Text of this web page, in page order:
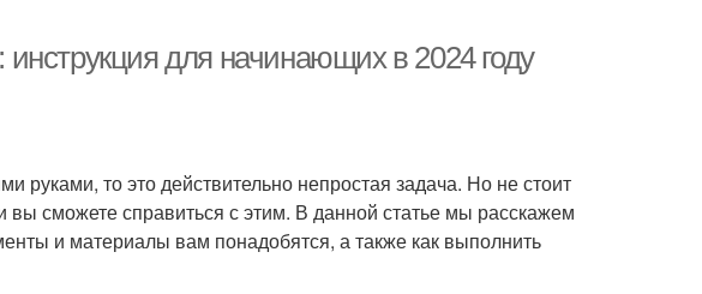
для начинающих в 2024 году
руками, то это действительно непростая задача. Но не стоит
сможете справиться с этим. В данной статье мы расскажем
и материалы вам понадобятся, а также как выполнить